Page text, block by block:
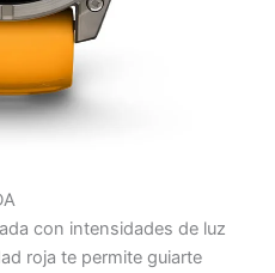
con intensidades de luz
roja te permite guiarte